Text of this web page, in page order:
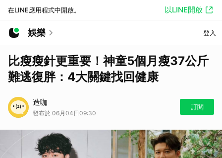
在LINE應用程式中開啟。 以LINE開啟
娛樂 登入
比瘦瘦針更重要！神童5個月瘦37公斤
難逃復胖：4大關鍵找回健康
造咖
發布於 06月04日09:30
訂閱